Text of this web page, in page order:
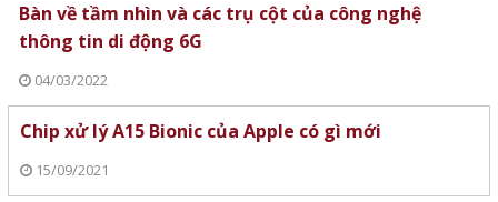
Bàn về tầm nhìn và các trụ cột của công nghệ
thông tin di động 6G
04/03/2022
Chip xử lý A15 Bionic của Apple có gì mới
15/09/2021